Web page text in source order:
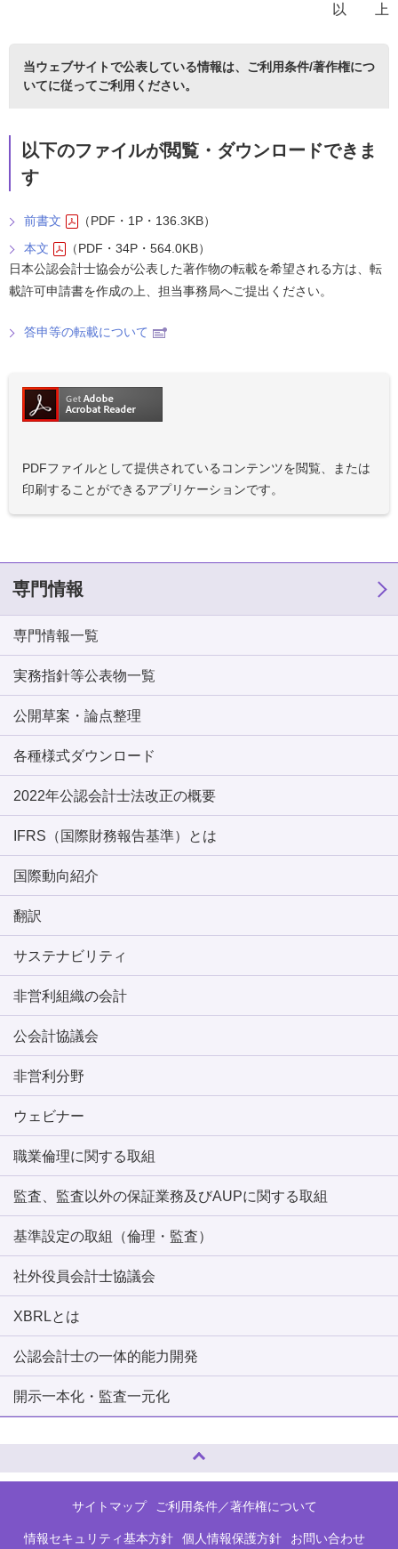
以 上
当ウェブサイトで公表している情報は、 ご利用条件/著作権につ
いてに従ってご利用ください。
以下のファイルが閲覧・ダウンロードできま
す
前書文
（PDF・1P・136.3KB）
本文
（PDF・34P・564.0KB）
日本公認会計士協会が公表した著作物の転載を希望される方は、転
載許可申請書を作成の上、担当事務局へご提出ください。
答申等の転載について
PDFファイルとして提供されているコンテンツを閲覧、または
印刷することができるアプリケーションです。
専門情報
専門情報一覧
実務指針等公表物一覧
公開草案・論点整理
各種様式ダウンロード
2022年公認会計士法改正の概要
IFRS（国際財務報告基準）とは
国際動向紹介
翻訳
サステナビリティ
非営利組織の会計
公会計協議会
非営利分野
ウェビナー
職業倫理に関する取組
監査、監査以外の保証業務及びAUPに関する取組
基準設定の取組（倫理・監査）
社外役員会計士協議会
XBRLとは
公認会計士の一体的能力開発
開示一本化・監査一元化
サイトマップ ご利用条件／著作権について
情報セキュリティ基本方針 個人情報保護方針 お問い合わせ